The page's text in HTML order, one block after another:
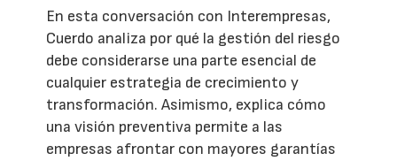
En esta conversación con Interempresas,
Cuerdo analiza por qué la gestión del riesgo
debe considerarse una parte esencial de
cualquier estrategia de crecimiento y
transformación. Asimismo, explica cómo
una visión preventiva permite a las
empresas afrontar con mayores garantías